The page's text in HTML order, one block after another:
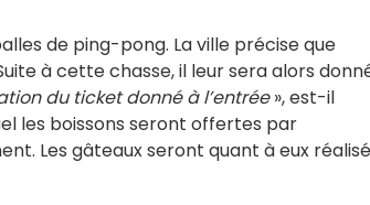
de ping-pong. La ville précise que
à cette chasse, il leur sera alors
du ticket donné à l’entrée», est-il
les boissons seront offertes par
Les gâteaux seront quant à eux